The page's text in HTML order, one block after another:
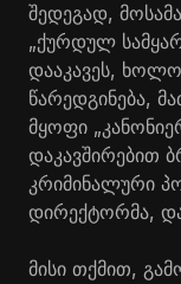
შედეგად,
„ქურდულ
დააკავეს,
წარედგინება,
მყოფი
დაკავშირებით
კრიმინალური
დირექტორმა,
მისი თქმით,